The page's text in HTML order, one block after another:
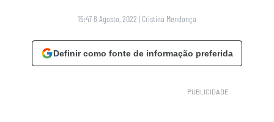
15:47 8 Agosto, 2022 | Cristina Mendonça
Definir como fonte de informação preferida